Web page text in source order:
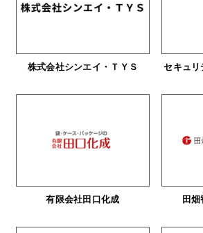
株式会社シンエイ・ＴＹＳ セキュリ
有限会社田口化成 田